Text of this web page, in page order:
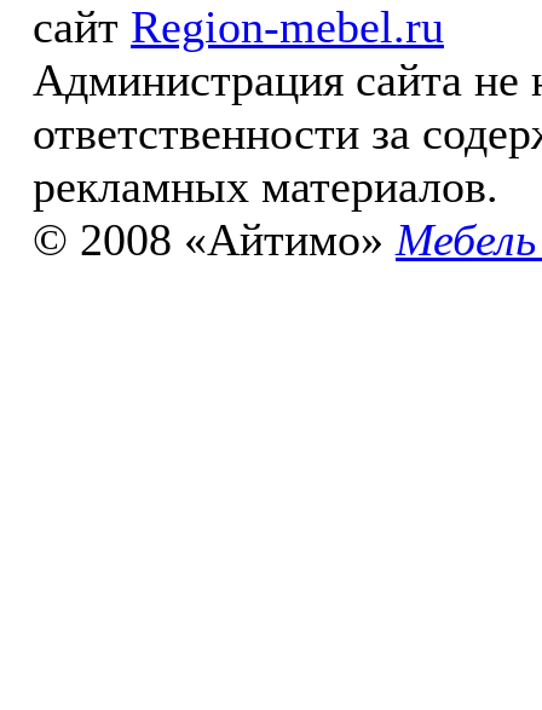
сайт Region-mebel.ru
Администрация сайта не
ответственности за
рекламных материалов.
© 2008 «Айтимо»